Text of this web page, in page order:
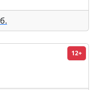
12+